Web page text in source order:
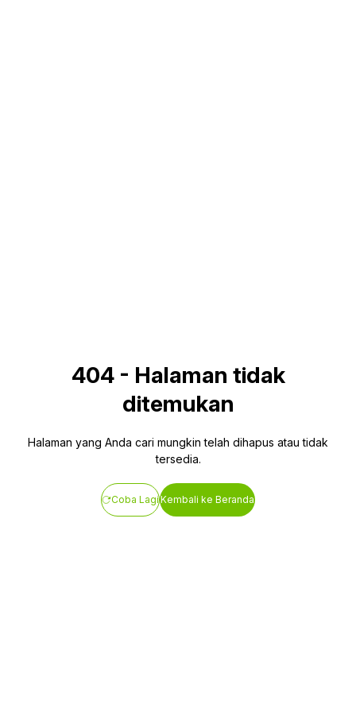
404- Halaman tidak
ditemukan
Halaman yang Anda cari mungkin telah dihapus atau tidak
tersedia.
Coba LagiKembali ke Beranda